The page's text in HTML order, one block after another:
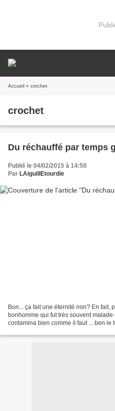
Accueil » crochet
crochet
Du réchauffé par temps
Publié le 04/02/2015 à 14:50
Par LAiguillEtourdie
Bon... ça fait une éternité non? En fait,
bonhomme qui fut très souvent
contamina bien comme il faut ... ben le